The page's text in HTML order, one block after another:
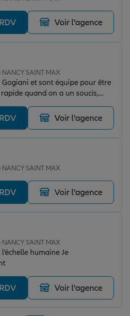
Voir l'agence
SAINT MAX
et sont équipe pour être
quand on a un soucis,
Voir l'agence
SAINT MAX
Voir l'agence
SAINT MAX
humaine Je
Voir l'agence